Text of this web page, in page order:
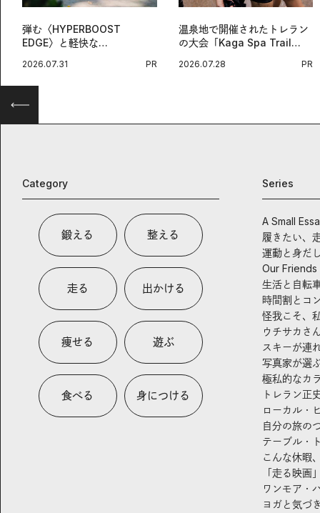
弾む〈HYPERBOOST
EDGE〉と軽快な
に寄り添うアディダスが打ち
出した新機軸。
2026.07.31 PR
温泉地で開催されたトレラン
の大会「Kaga Spa Trail
UTMB」。本戦を夢見るラン
2026.07.28 PR
Category
鍛える 整える
走る 出かける
痩せる 遊ぶ
食べる 身につける
Series
A Small
履きたい、
運動と身だ
Our Friends
生活と自転
時間割とコ
怪我こそ、
ウチサカさ
スキーが連
写真家が選
極私的なカ
トレラン正
ローカル・
自分の旅の
テーブル・
こんな休暇
「走る映画
ワンモア・
ヨガと気づ